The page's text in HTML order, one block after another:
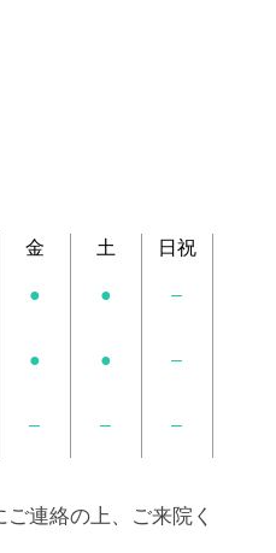
金 土 日祝
● ● –
● ● –
– – –
連絡の上、ご来院く